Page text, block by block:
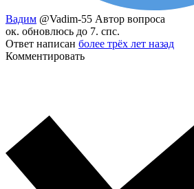
Вадим @Vadim-55 Автор вопроса
ок. обновлюсь до 7. спс.
Ответ написан более трёх лет назад
Комментировать